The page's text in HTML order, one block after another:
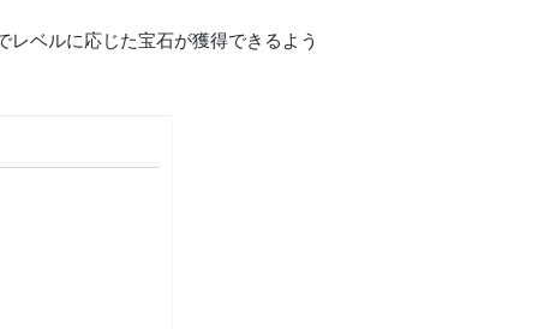
ベルに応じた宝石が獲得できるよう